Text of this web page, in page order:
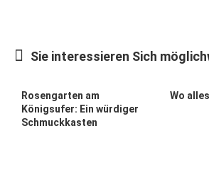
Lifestyle
Podcast
Top Branchen
Sie interessieren Sich
Rosengarten am
Königsufer: Ein würdiger
Schmuckkasten
Wo